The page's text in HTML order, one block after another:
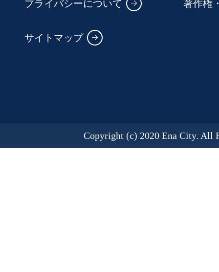
プライバシーについて 著作権
サイトマップ
Copyright (c) 2020 Ena City. All